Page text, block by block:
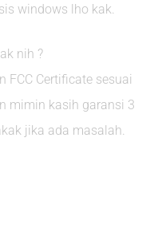
windows lho kak.
nih ?
FCC Certificate sesuai
mimin kasih garansi 3
jika ada masalah.